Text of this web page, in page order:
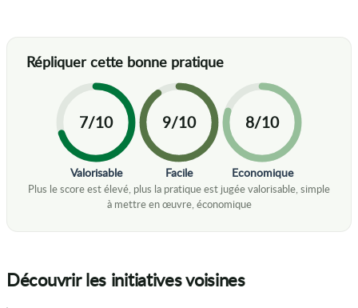
7/10
Valorisable
9/10
Facile
8/10
Economique
Découvrir les initiatives voisines